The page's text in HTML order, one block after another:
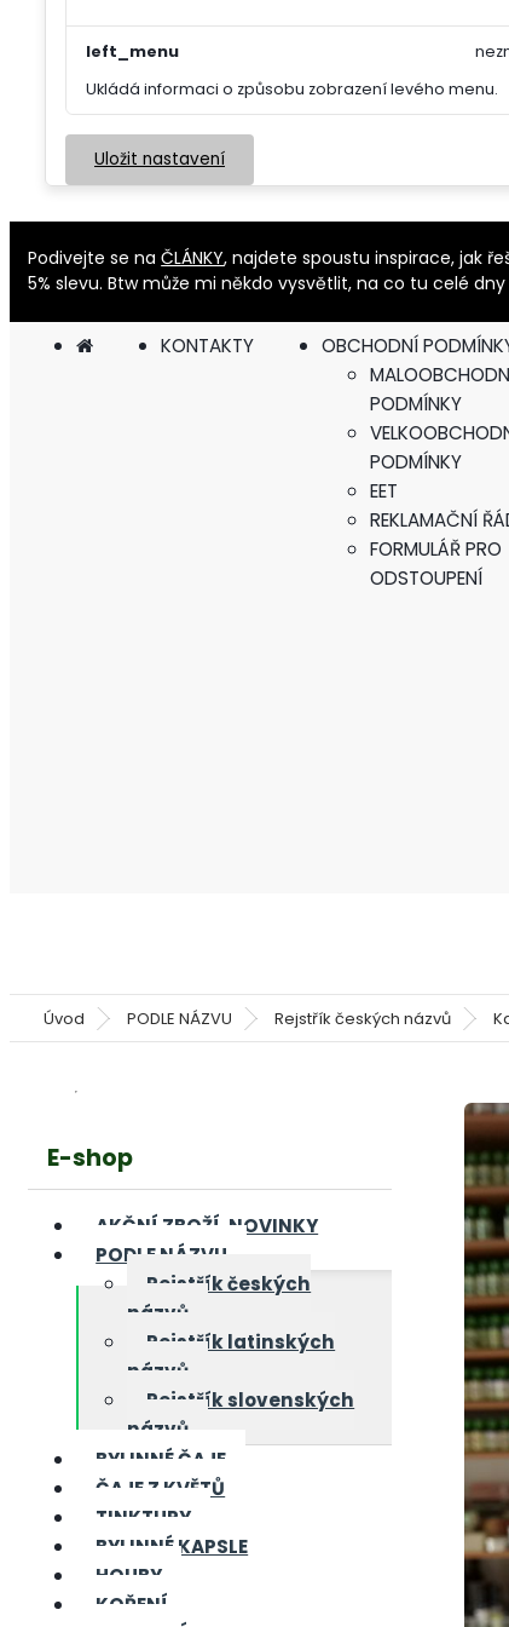
left_menu
Ukládá informaci o způsobu zobrazení levého menu.
Uložit nastavení
Podivejte se naČLÁNKY, najdete spoustu inspirace, jak
5% slevu. Btw může mi někdo vysvětlit, na co tu celé
KONTAKTY
OBCHODNÍ
PODMÍNKY
PODMÍNKY
EET
REKLAMAČNÍ
FORMULÁŘ PRO
ODSTOUPENÍ
Úvod PODLE NÁZVU Rejstřík českých názvů
E-shop
AKČNÍ ZBOŽÍ, NOVINKY
PODLE NÁZVU
Rejstřík českých
názvů
Rejstřík latinských
názvů
Rejstřík slovenských
názvů
BYLINNÉ ČAJE
ČAJE Z KVĚTŮ
TINKTURY
BYLINNÉ KAPSLE
HOUBY
KOŘENÍ